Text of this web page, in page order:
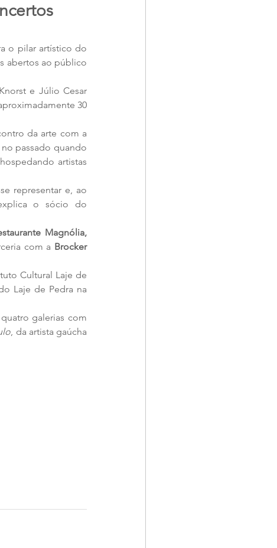
o pilar artístico do
abertos ao público
e Júlio Cesar
30
da arte com a
passado quando
artistas
representar e, ao
o sócio do
Magnólia,
com a Brocker
Cultural Laje de
Laje de Pedra na
galerias com
, da artista gaúcha